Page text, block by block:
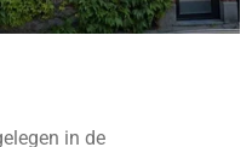
in de